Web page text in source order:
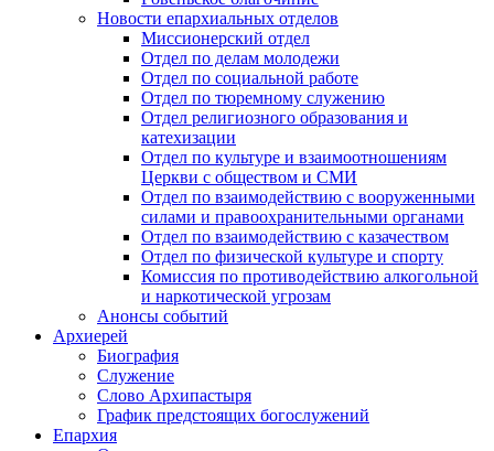
Новости епархиальных отделов
Миссионерский отдел
Отдел по делам молодежи
Отдел по социальной работе
Отдел по тюремному служению
Отдел религиозного образования и
катехизации
Отдел по культуре и взаимоотношениям
Церкви с обществом и СМИ
Отдел по взаимодействию с вооруженными
силами и правоохранительными органами
Отдел по взаимодействию с казачеством
Отдел по физической культуре и спорту
Комиссия по противодействию алкогольной
и наркотической угрозам
Анонсы событий
Архиерей
Биография
Служение
Слово Архипастыря
График предстоящих богослужений
Епархия